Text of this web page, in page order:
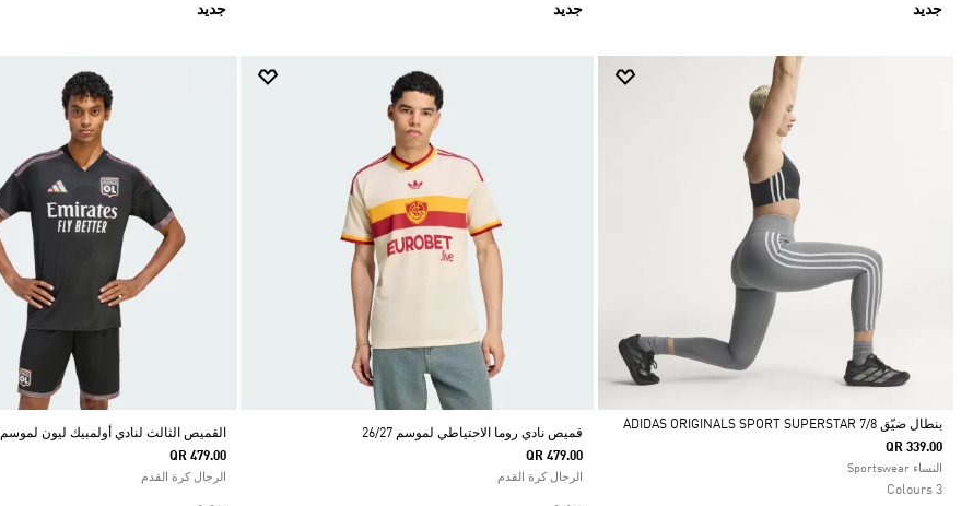
جديد جديد جديد
Selected
بنطال ضيّق ADIDAS ORIGINALS SPORT SUPERSTAR 7/8
QR 339.00
النساء Sportswear
3 Colours
قميص نادي روما الاحتياطي لموسم 26/27
QR 479.00
الرجال كرة القدم
القميص الثالث لنادي أولمبيك ليون لموسم 26/27
QR 479.00
الرجال كرة القدم